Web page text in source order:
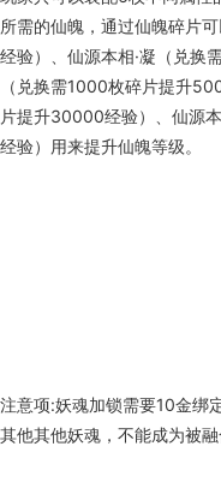
所需的仙魄，通过仙魄碎片
经验）、仙源本相·凝（兑换
（兑换需1000枚碎片提升
片提升30000经验）、仙源
经验）用来提升仙魄等级。
注意项:妖魂加锁需要10金绑
其他其他妖魂，不能成为被